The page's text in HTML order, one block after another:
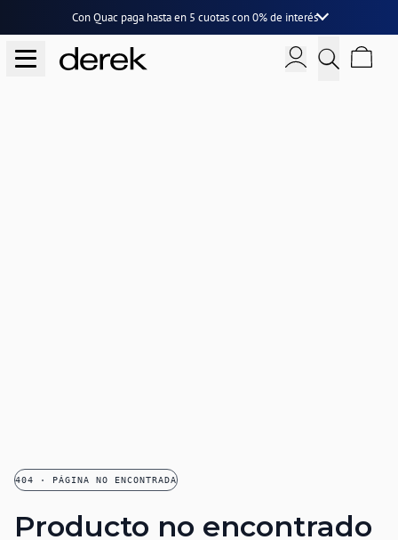
Con Quac paga hasta en 5 cuotascon0% de interés
404 · PÁGINA NO ENCONTRADA
Producto no encontrado